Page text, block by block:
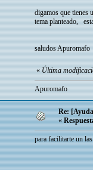
digamos que tienes
tema planteado,
saludos Apuromafo
« Última
Apuromafo
Re:
«
para facilitarte un